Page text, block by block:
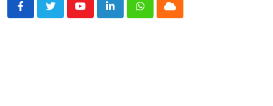
YoutubeLinkedInWhatsappCloud